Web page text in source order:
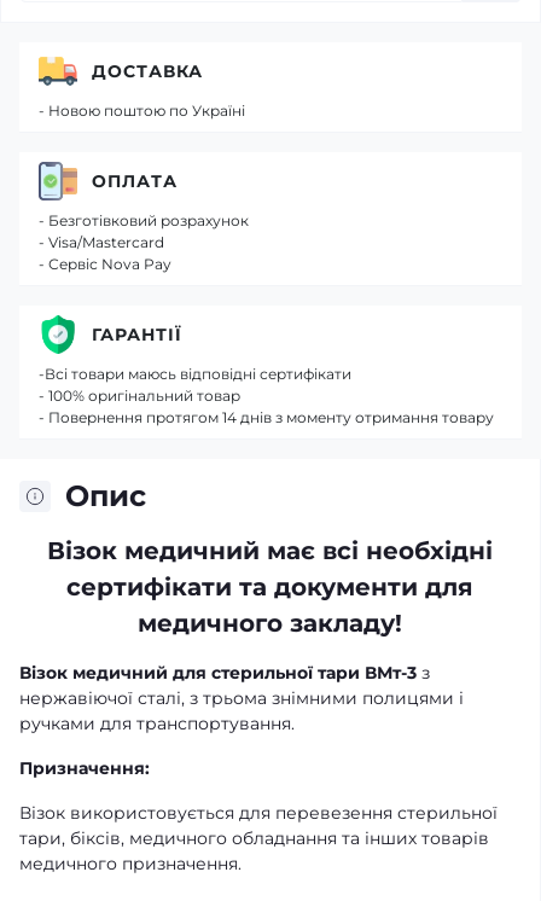
Опис
Візок медичний має всі необхідні
сертифікати та документи для
медичного закладу!
Візок медичний для стерильної тари ВМт-3 з
нержавіючої сталі, з трьома знімними полицями і
ручками для транспортування.
Призначення:
Візок використовується для перевезення стерильної
тари, біксів, медичного обладнання та інших товарів
медичного призначення.
ДОСТАВКА
- Новою поштою по Україні
ОПЛАТА
- Безготівковий розрахунок
- Visa/Mastercard
- Сервіс Nova Pay
ГАРАНТІЇ
-Всі товари маюсь відповідні сертифікати
- 100% оригінальний товар
- Повернення протягом 14 днів з моменту отримання товару